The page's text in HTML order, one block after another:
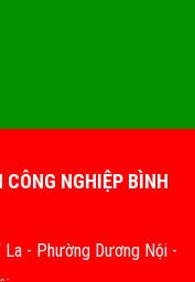
NGHIỆP BÌNH
- Phường Dương Nội -